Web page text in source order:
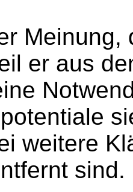
er aus
weitere
sind.